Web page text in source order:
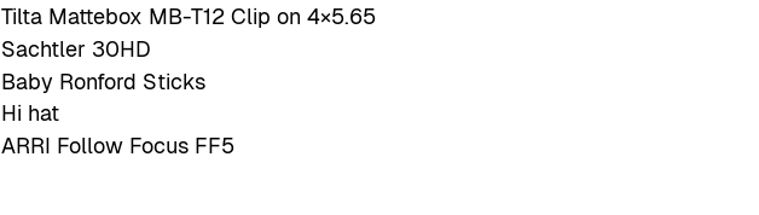
Tilta Mattebox MB-T12 Clip on 4×5.65
Sachtler 30HD
Baby Ronford Sticks
Hi hat
ARRI Follow Focus FF5